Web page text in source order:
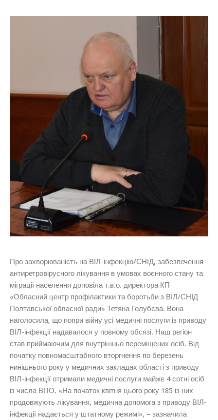
Про захворюваність на ВІЛ-інфекцію/СНІД, забезпечення
антиретровірусного лікування в умовах воєнного стану та
міграції населення доповіла т.в.о. директора КП
«Обласний центр профілактики та боротьби з ВІЛ/СНІД
Полтавської обласної ради» Тетяна Голубєва. Вона
наголосила, що попри війну усі медичні послуги із приводу
ВІЛ-інфекції надавалося у повному обсязі. Наш регіон
став приймаючим для внутрішньо переміщених осіб. Від
початку повномасштабного вторгнення по березень
нинішнього року у медичних закладах області з приводу
ВІЛ-інфекції отримали медичні послуги майже 4 сотні осіб
із числа ВПО. «На початок квітня цього року 185 із них
продовжують лікування, медична допомога з приводу ВІЛ-
інфекції надається у штатному режимі», – зазначила